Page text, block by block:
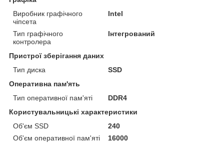
Виробник графічного
чіпсета
Intel
Тип графічного
контролера
Інтегрований
Пристрої зберігання даних
Тип диска
SSD
Оперативна пам'ять
Тип оперативної пам'яті
DDR4
Користувальницькі характеристики
Об'єм SSD
240
Об'єм оперативної пам'яті
16000